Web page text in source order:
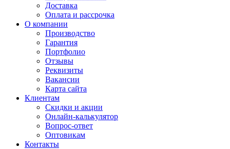
Доставка
Оплата и рассрочка
О компании
Производство
Гарантия
Портфолио
Отзывы
Реквизиты
Вакансии
Карта сайта
Клиентам
Скидки и акции
Онлайн-калькулятор
Вопрос-ответ
Оптовикам
Контакты